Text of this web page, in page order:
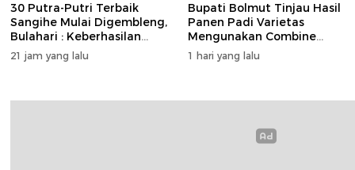
30 Putra-Putri Terbaik
Sangihe Mulai Digembleng,
Bulahari : Keberhasilan
Hari Ini Bukan Garis Akhir
Tapi Awal Dari Proses
21 jam yang lalu
Bupati Bolmut Tinjau Hasil
Panen Padi Varietas
Mengunakan Combine
Harvester
1 hari yang lalu